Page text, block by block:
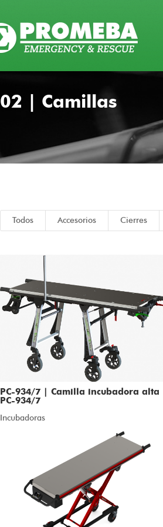
02 | Camillas
Todos Accesorios Cierres
PC-934/7 | Camilla incubadora alta
PC-934/7
Incubadoras